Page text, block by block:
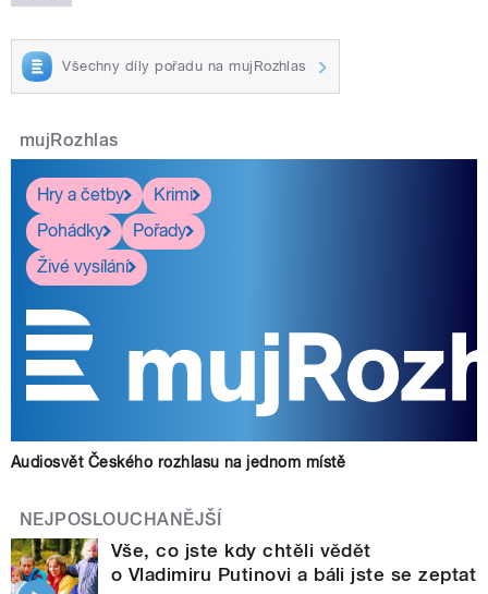
Všechny díly pořadu na mujRozhlas
mujRozhlas
Hry a četby
Krimi
Pohádky
Pořady
Živé vysílání
Audiosvět Českého rozhlasu na jednom místě
NEJPOSLOUCHANĚJŠÍ
Vše, co jste kdy chtěli vědět
o Vladimiru Putinovi a báli jste se zeptat